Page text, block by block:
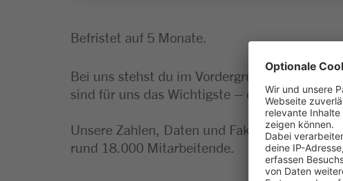
Befristet auf 5 Monate.
Bei uns stehst du im Vordergrund. Und ein
sind für uns das Wichtigste – egal, in
Unsere Zahlen, Daten und Fakten: Wir sind
rund 18.000 Mitarbeitende.